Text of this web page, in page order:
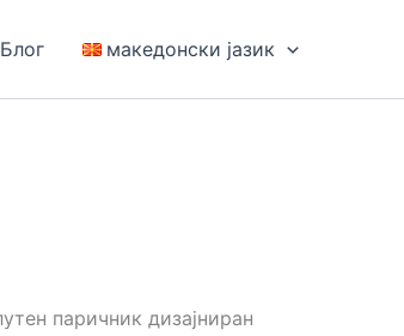
Блог македонски јазик
паричник дизајниран